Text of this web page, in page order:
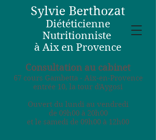
Sylvie Berthozat
Diététicienne
Nutritionniste
à Aix en Provence
Consultation au cabinet
67 cours Gambetta - Aix-en-Provence
entrée 10, la tour d'Aygosi
Ouvert du lundi au vendredi
de 09h00 à 20h00
et le samedi de 09h00 à 12h00